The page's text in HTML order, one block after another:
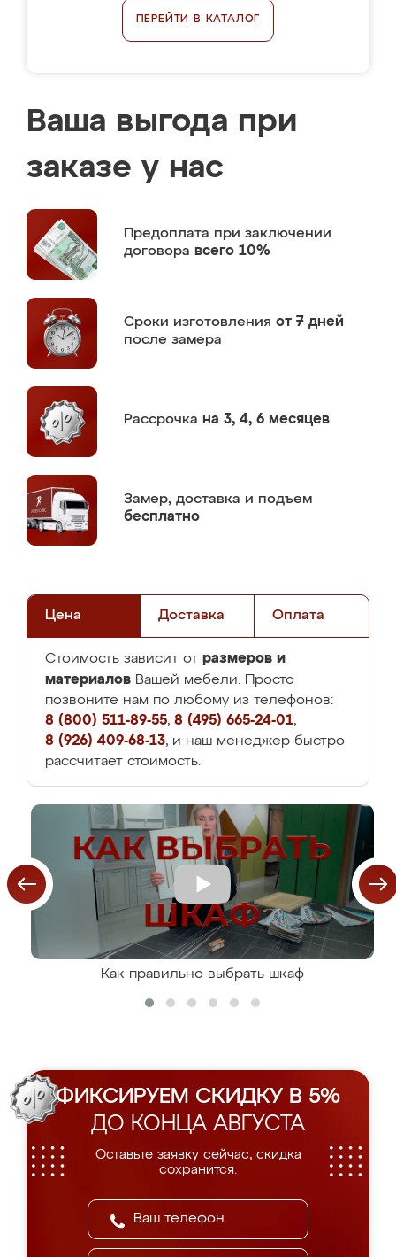
ПЕРЕЙТИ В КАТАЛОГ
Ваша выгода при
заказе у нас
Предоплата при заключении
договора всего 10%
Сроки изготовления от 7 дней
после замера
Рассрочка на 3, 4, 6 месяцев
Замер, доставка и подъем
бесплатно
Цена Доставка Оплата
Стоимость зависит от размеров и
материалов Вашей мебели. Просто
позвоните нам по любому из телефонов:
8 (800) 511-89-55, 8 (495) 665-24-01,
8 (926) 409-68-13, и наш менеджер быстро
рассчитает стоимость.
Как правильно выбрать шкаф
ФИКСИРУЕМ СКИДКУ В 5%
ДО КОНЦА АВГУСТА
Оставьте заявку сейчас, скидка
сохранится.